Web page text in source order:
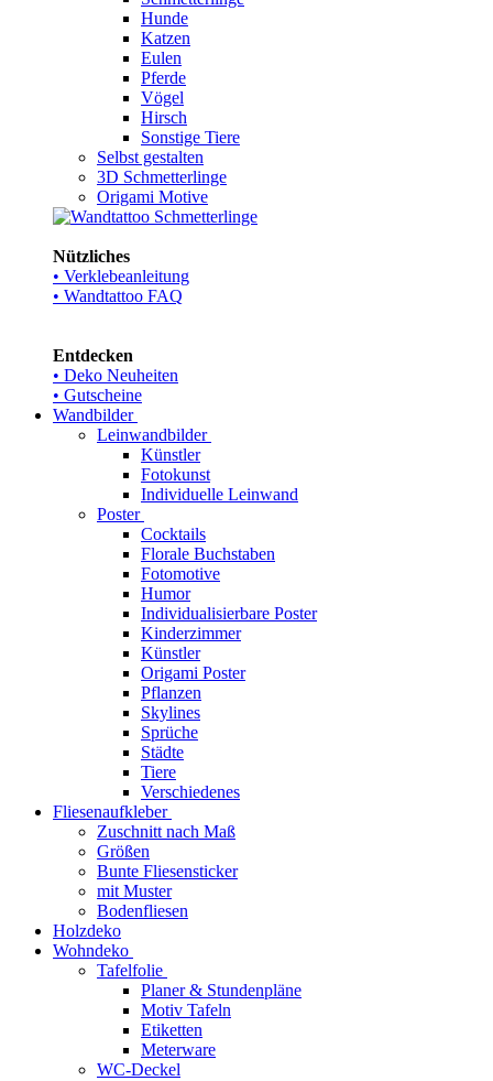
Hunde
Katzen
Eulen
Pferde
Vögel
Hirsch
Sonstige Tiere
Selbst gestalten
3D Schmetterlinge
Origami Motive
Nützliches
• Verklebeanleitung
• Wandtattoo FAQ
Entdecken
• Deko Neuheiten
• Gutscheine
Wandbilder
Leinwandbilder
Künstler
Fotokunst
Individuelle Leinwand
Poster
Cocktails
Florale Buchstaben
Fotomotive
Humor
Individualisierbare Poster
Kinderzimmer
Künstler
Origami Poster
Pflanzen
Skylines
Sprüche
Städte
Tiere
Verschiedenes
Fliesenaufkleber
Zuschnitt nach Maß
Größen
Bunte Fliesensticker
mit Muster
Bodenfliesen
Holzdeko
Wohndeko
Tafelfolie
Planer & Stundenpläne
Motiv Tafeln
Etiketten
Meterware
WC-Deckel